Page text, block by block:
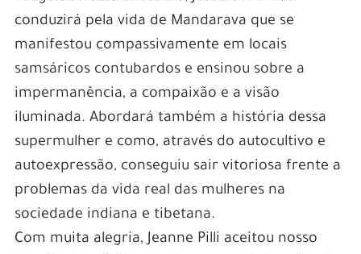
conduzirá pela vida de Mandarava que se
manifestou compassivamente em locais
samsáricos contubardos e ensinou sobre a
impermanência, a compaixão e a visão
iluminada. Abordará também a história dessa
supermulher e como, através do autocultivo e
autoexpressão, conseguiu sair vitoriosa frente a
problemas da vida real das mulheres na
sociedade indiana e tibetana.
Com muita alegria, Jeanne Pilli aceitou nosso